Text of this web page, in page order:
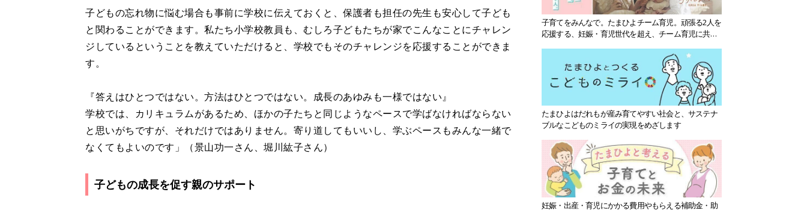
子どもの忘れ物に悩む場合も事前に学校に伝えておくと、保護者も担任の先生も安心して子ども
と関わることができます。私たち小学校教員も、むしろ子どもたちが家でこんなことにチャレン
ジしているということを教えていただけると、学校でもそのチャレンジを応援することができま
す。
『答えはひとつではない。方法はひとつではない。成長のあゆみも一様ではない』
学校では、カリキュラムがあるため、ほかの子たちと同じようなペースで学ばなければならない
と思いがちですが、それだけではありません。寄り道してもいいし、学ぶペースもみんな一緒で
なくてもよいのです」（景山功一さん、堀川紘子さん）
子どもの成長を促す親のサポート
子育てをみんなで。たまひよチーム育児。頑張る2人を
応援する、妊娠・育児世代を超え、チーム育児に共感
たまひよはだれもが産み育てやすい社会と、サステナ
ブルなこどものミライの実現をめざします
妊娠・出産・育児にかかる費用やもらえる補助金・助